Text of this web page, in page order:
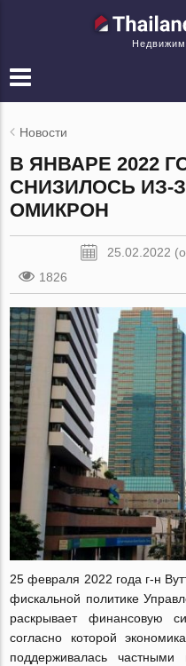
Новости
В ЯНВАРЕ 2022
СНИЗИЛОСЬ ИЗ-
ОМИКРОН
25.02.2022
1826
25 февраля 2022 года г-н
фискальной политике
раскрывает финансовую
согласно которой
поддерживалась